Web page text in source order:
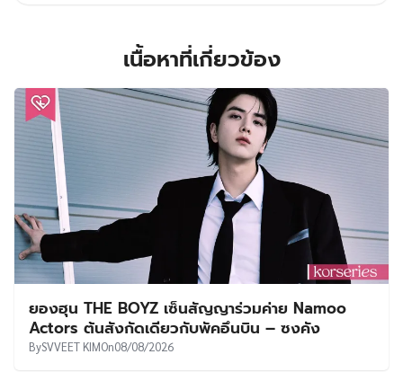
เนื้อหาที่เกี่ยวข้อง
ยองฮุน THE BOYZ เซ็นสัญญาร่วมค่าย Namoo
Actors ต้นสังกัดเดียวกับพัคอึนบิน – ซงคัง
BySVVEET KIMOn08/08/2026